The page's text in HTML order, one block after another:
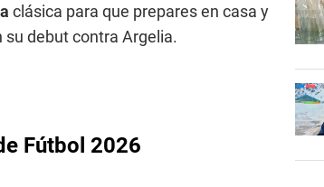
clásica para que prepares en casa y
su debut contra Argelia.
Fútbol 2026